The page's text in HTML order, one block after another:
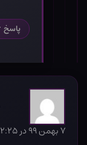
پاسخ
۷ بهمن ۹۹ در ۱۲:۲۵ ب٫ظ